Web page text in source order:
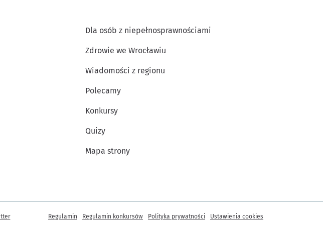
Dla osób z niepełnosprawnościami
Zdrowie we Wrocławiu
Wiadomości z regionu
Polecamy
Konkursy
Quizy
Mapa strony
Regulamin Regulamin konkursów Polityka prywatności Ustawienia cookies